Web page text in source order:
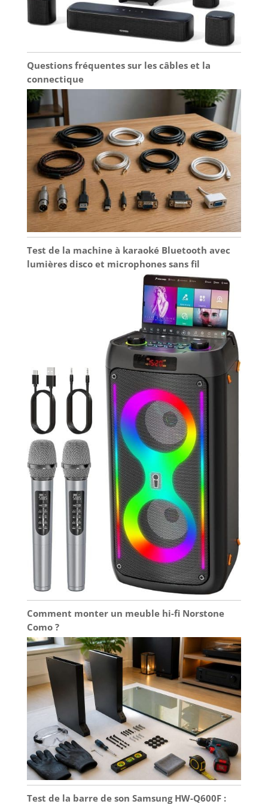
Questions fréquentes sur les câbles et la
connectique
Test de la machine à karaoké Bluetooth avec
lumières disco et microphones sans fil
Comment monter un meuble hi-fi Norstone
Como ?
Test de la barre de son Samsung HW-Q600F :